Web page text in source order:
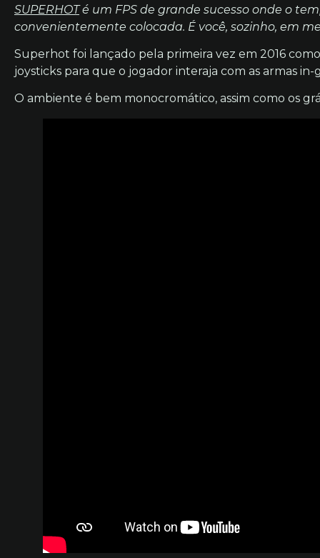
SUPERHOTé um FPS de grande sucesso onde o
convenientemente colocada. É você, sozinho, em
Superhot foi lançado pela primeira vez em 2016
joysticks para que o jogador interaja com as armas in-
O ambiente é bem monocromático, assim como os